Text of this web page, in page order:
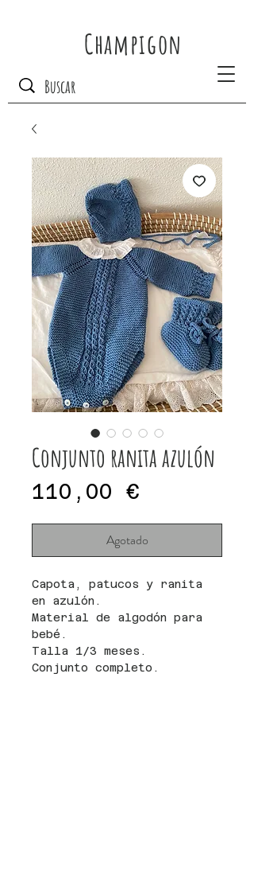
Champigon
Conjunto ranita azulón
110,00 €
Agotado
Capota, patucos y ranita
en azulón.
Material de algodón para
bebé.
Talla 1/3 meses.
Conjunto completo.